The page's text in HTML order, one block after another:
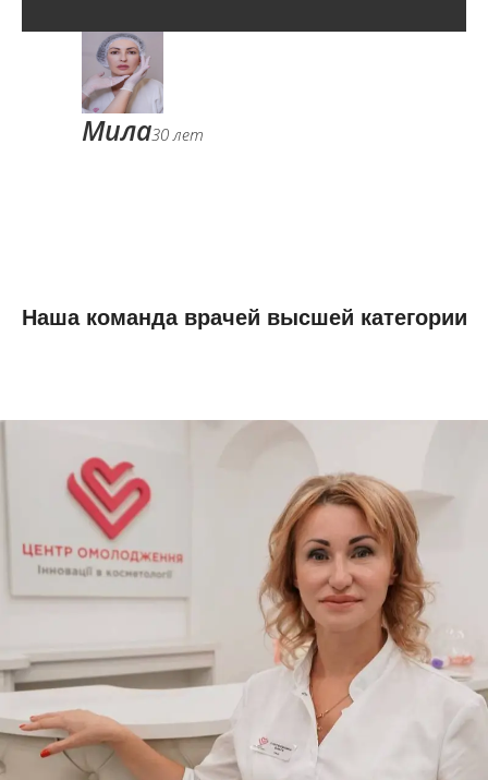
Мила30 лет
Наша команда врачей высшей категории